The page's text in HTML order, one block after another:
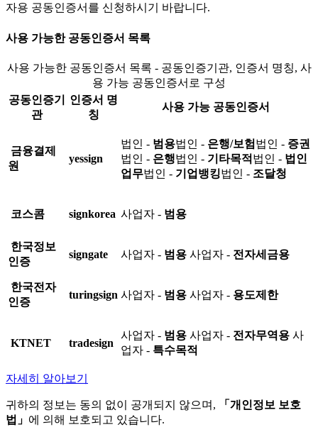
자용 공동인증서를 신청하시기 바랍니다.
사용 가능한 공동인증서 목록
사용 가능한 공동인증서 목록 - 공동인증기관, 인증서 명칭, 사
용 가능 공동인증서로 구성
공동인증기
관
인증서 명
칭
사용 가능 공동인증서
금융결제
원
yessign
법인 - 범용법인 - 은행/보험 법인 - 증권
법인 - 은행법인 - 기타목적 법인 - 법인
업무법인 - 기업뱅킹법인 - 조달청
코스콤 signkorea 사업자 - 범용
한국정보
인증
signgate 사업자 - 범용 사업자 - 전자세금용
한국전자
인증
turingsign 사업자 - 범용 사업자 - 용도제한
KTNET tradesign
사업자 - 범용 사업자 - 전자무역용 사
업자 - 특수목적
자세히 알아보기
귀하의 정보는 동의 없이 공개되지 않으며,
「개인정보 보호
법」 에 의해 보호되고 있습니다.